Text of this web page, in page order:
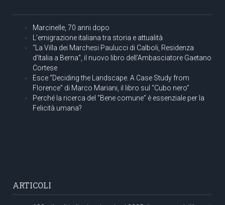
Marcinelle, 70 anni dopo
L’emigrazione italiana tra storia e attualità
“La Villa dei Marchesi Paulucci di Calboli, Residenza
d’Italia a Berna”, il nuovo libro dell’Ambasciatore Gaetano
Cortese
Esce “Deciding the Landscape. A Case Study from
Florence” di Marco Mariani, il libro sul “Cubo nero”
Perché la ricerca del “Bene comune” è essenziale per la
Felicità umana?
ARTICOLI